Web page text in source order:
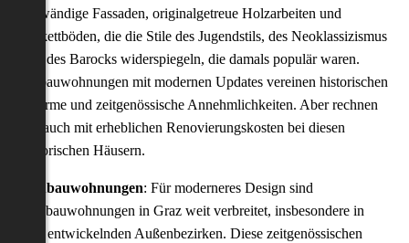
aufwändige Fassaden, originalgetreue Holzarbeiten und
Parkettböden, die die Stile des Jugendstils, des Neoklassizismus
und des Barocks widerspiegeln, die damals populär waren.
Altbauwohnungen mit modernen Updates vereinen historischen
Charme und zeitgenössische Annehmlichkeiten. Aber rechnen
Sie auch mit erheblichen Renovierungskosten bei diesen
historischen Häusern.
Neubauwohnungen: Für moderneres Design sind
Neubauwohnungen in Graz weit verbreitet, insbesondere in
sich entwickelnden Außenbezirken. Diese zeitgenössischen